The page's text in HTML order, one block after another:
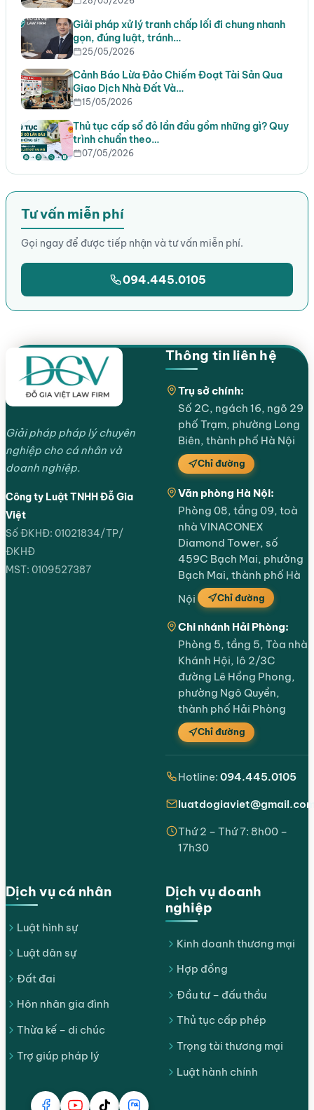
Giải pháp xử lý tranh chấp lối đi chung nhanh
gọn, đúng luật, tránh…
25/05/2026
Cảnh Báo Lừa Đảo Chiếm Đoạt Tài Sản Qua
Giao Dịch Nhà Đất Và…
15/05/2026
Thủ tục cấp sổ đỏ lần đầu gồm những gì? Quy
trình chuẩn theo…
07/05/2026
Tư vấn miễn phí
Gọi ngay để được tiếp nhận và tư vấn miễn phí.
094.445.0105
Giải pháp pháp lý chuyên
nghiệp cho cá nhân và
doanh nghiệp.
Công ty Luật TNHH Đỗ Gia
Việt
Số ĐKHĐ: 01021834/TP/
ĐKHĐ
MST: 0109527387
Dịch vụ cá nhân
Luật hình sự
Luật dân sự
Đất đai
Hôn nhân gia đình
Thừa kế – di chúc
Trợ giúp pháp lý
Dịch vụ doanh
nghiệp
Kinh doanh thương mại
Hợp đồng
Đầu tư – đấu thầu
Thủ tục cấp phép
Trọng tài thương mại
Luật hành chính
Thông tin liên hệ
Trụ sở chính:
Số 2C, ngách 16, ngõ 29
phố Trạm, phường Long
Biên, thành phố Hà Nội
Chỉ đường
Văn phòng Hà Nội:
Phòng 08, tầng 09, toà
nhà VINACONEX
Diamond Tower, số
459C Bạch Mai, phường
Bạch Mai, thành phố Hà
Nội
Chỉ đường
Chi nhánh Hải Phòng:
Phòng 5, tầng 5, Tòa nhà
Khánh Hội, lô 2/3C
đường Lê Hồng Phong,
phường Ngô Quyền,
thành phố Hải Phòng
Chỉ đường
Hotline: 094.445.0105
Thứ 2 – Thứ 7: 8h00 –
17h30